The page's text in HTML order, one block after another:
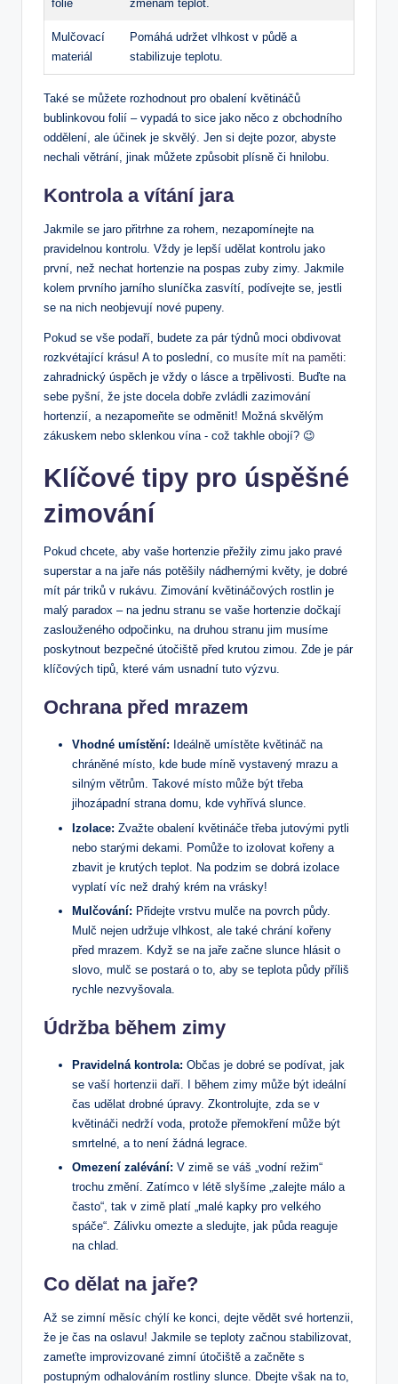
folie změnám teplot.
Mulčovací‌
materiál
Pomáhá ​udržet vlhkost v‍ půdě a
stabilizuje ​teplotu.
Také se můžete⁢ rozhodnout pro obalení květináčů
bublinkovou​ folií⁢ – ⁢vypadá to sice jako něco z ⁢obchodního
oddělení, ⁢ale ⁢účinek je skvělý. Jen si dejte pozor, abyste
nechali větrání, jinak ‍můžete způsobit ​plísně či ​hnilobu.
Kontrola ‍a vítání ⁣jara
Jakmile se ‌jaro přitrhne za rohem, nezapomínejte na
‌pravidelnou⁢ kontrolu. Vždy ⁤je‌ lepší ⁢udělat kontrolu jako
první, než nechat hortenzie na⁤ pospas zuby zimy.⁢ Jakmile​
kolem prvního jarního sluníčka⁢ zasvítí, podívejte ⁤se, jestli
se na nich neobjevují nové‌ pupeny.
Pokud ⁤se​ vše podaří, budete za pár týdnů ‌moci‌ obdivovat
rozkvétající krásu!​ A⁢ to⁢ poslední, co musíte mít na paměti: ​
zahradnický úspěch je‍ vždy o⁤ lásce ‍a trpělivosti. Buďte na
‍sebe pyšní,⁤ že jste docela dobře zvládli zazimování
hortenzií, a nezapomeňte se odměnit! ⁤Možná ‍skvělým
zákuskem nebo sklenkou vína -​ což​ takhle obojí? 😉
Klíčové tipy pro úspěšné
zimování
Pokud​ chcete, aby vaše hortenzie přežily zimu jako ⁢pravé
superstar a na jaře ⁣nás ⁣potěšily nádhernými květy, je dobré
mít pár triků v ‍rukávu. Zimování květináčových rostlin je
malý paradox ​– na jednu stranu ⁤se⁢ vaše hortenzie⁣ dočkají
zaslouženého odpočinku, na druhou stranu ​jim musíme
poskytnout​ bezpečné útočiště před krutou zimou. Zde je ‍pár
klíčových tipů, které vám usnadní tuto výzvu.
Ochrana ​před mrazem
Vhodné umístění: Ideálně umístěte květináč na
chráněné ⁤místo, kde bude míně vystavený mrazu a
silným větrům. Takové místo může být třeba
jihozápadní strana ‍domu, ⁤kde​ vyhřívá slunce. ‍
Izolace: Zvažte obalení květináče ⁣třeba jutovými pytli‍
nebo⁤ starými‌ dekami. Pomůže to izolovat kořeny‌ a
zbavit ‍je krutých​ teplot. Na podzim se dobrá izolace‍
vyplatí⁢ víc než ‌drahý ​krém ⁢na vrásky!
Mulčování: Přidejte vrstvu mulče ​na ⁣povrch půdy.
Mulč nejen udržuje vlhkost, ​ale také‍ chrání ‍kořeny
před mrazem. Když ‍se na ​jaře ⁤začne slunce hlásit o⁤
slovo, mulč se postará o to, aby ‍se teplota půdy příliš
rychle ‍nezvyšovala.
Údržba během zimy
Pravidelná kontrola: Občas⁣ je⁤ dobré se podívat, jak
se⁢ vaší⁣ hortenzii⁤ daří. I během zimy může být ideální
čas ‌udělat drobné úpravy. Zkontrolujte,‌ zda se v
květináči nedrží‍ voda, ‌protože‌ přemokření může být
smrtelné, a‌ to není žádná legrace.
Omezení zalévání: V zimě se váš⁣ „vodní režim“
trochu změní. Zatímco v létě slyšíme „zalejte málo a
často“, tak v zimě platí „malé kapky pro velkého
‍spáče“. Zálivku⁢ omezte a sledujte,⁣ jak půda reaguje
na chlad.
Co‌ dělat na jaře?
Až se⁤ zimní měsíc ​chýlí ke konci, dejte ‍vědět své hortenzii,
že je ⁤čas⁣ na oslavu!‍ Jakmile ​se teploty začnou stabilizovat,⁢
zameťte ⁢improvizované zimní útočiště a ⁣začněte s‍
postupným odhalováním rostliny slunce. Dbejte​ však na to,